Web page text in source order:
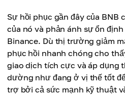
Sự hồi phục gần đây của
của nó và phản ánh sự ổn
Binance. Dù thị trường giảm
phục hồi nhanh chóng cho
giao dịch tích cực và áp dụng
dường như đang ở vị thế tốt
trợ bởi cả sức mạnh kỹ thuật